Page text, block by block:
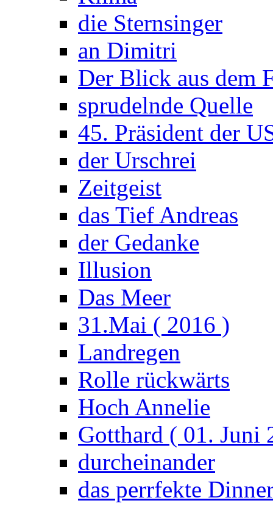
die Sternsinger
an Dimitri
Der Blick aus dem
sprudelnde Quelle
45. Präsident der
der Urschrei
Zeitgeist
das Tief Andreas
der Gedanke
Illusion
Das Meer
31.Mai ( 2016 )
Landregen
Rolle rückwärts
Hoch Annelie
Gotthard ( 01. Juni
durcheinander
das perrfekte